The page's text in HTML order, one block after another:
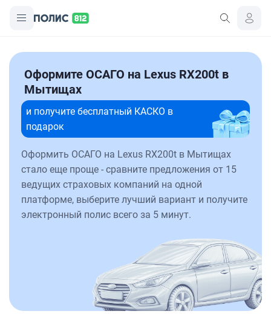
Оформите ОСАГО на Lexus RX200t в
Мытищах
и получите бесплатный КАСКО в
подарок
Оформить ОСАГО на Lexus RX200t в Мытищах
стало еще проще - сравните предложения от 15
ведущих страховых компаний на одной
платформе, выберите лучший вариант и получите
электронный полис всего за 5 минут.